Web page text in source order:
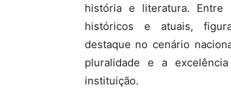
história e literatura. Entre
históricos e atuais,
destaque no cenário
pluralidade e a
instituição.